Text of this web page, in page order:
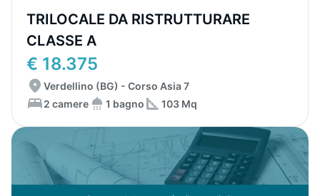
TRILOCALE DA RISTRUTTURARE
CLASSE A
€ 18.375
Verdellino (BG) - Corso Asia 7
2 camere
1 bagno 103 Mq